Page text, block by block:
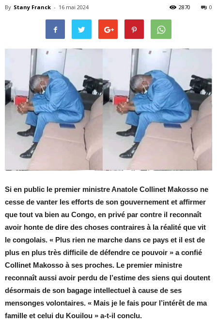
By Stany Franck - 16 mai 2024 0
2870
Si en public le premier ministre Anatole Collinet Makosso ne
cesse de vanter les efforts de son gouvernement et affirmer
que tout va bien au Congo, en privé par contre il reconnaît
avoir honte de dire des choses contraires à la réalité que vit
le congolais. « Plus rien ne marche dans ce pays et il est de
plus en plus très difficile de défendre ce pouvoir » a confié
Collinet Makosso à ses proches. Le premier ministre
reconnaît aussi avoir perdu de l’estime des siens qui doutent
désormais de son bagage intellectuel à cause de ses
mensonges volontaires. « Mais je le fais pour l’intérêt de ma
famille et celui du Kouilou » a-t-il conclu.